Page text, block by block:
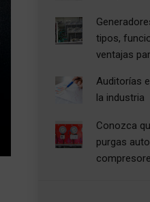
tipos,
ventajas
Auditorías
la industria
Conozca
purgas